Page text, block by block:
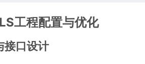
工程配置与优化
接口设计